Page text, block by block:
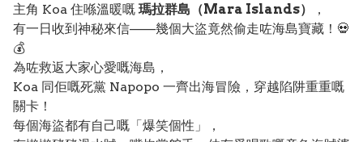
主角 Koa 住喺溫暖嘅 瑪拉群島（Mara Islands）
，
有一日收到神秘來信——幾個大盜竟然偷走咗海島寶藏！💀
💰
為咗救返大家心愛嘅海島，
Koa 同佢嘅死黨 Napopo 一齊出海冒險，穿越陷阱重重嘅
關卡！
每個海盜都有自己嘅「爆笑個性」，